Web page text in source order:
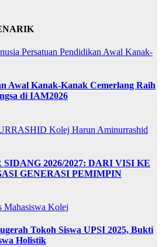
Persatuan Pendidikan Awal Kanak-
Awal Kanak-Kanak Cemerlang Raih
di IAM2026
Kolej Harun Aminurrashid
2026/2027: DARI VISI KE
GENERASI PEMIMPIN
Mahasiswa Kolej
Tokoh Siswa UPSI 2025, Bukti
Holistik